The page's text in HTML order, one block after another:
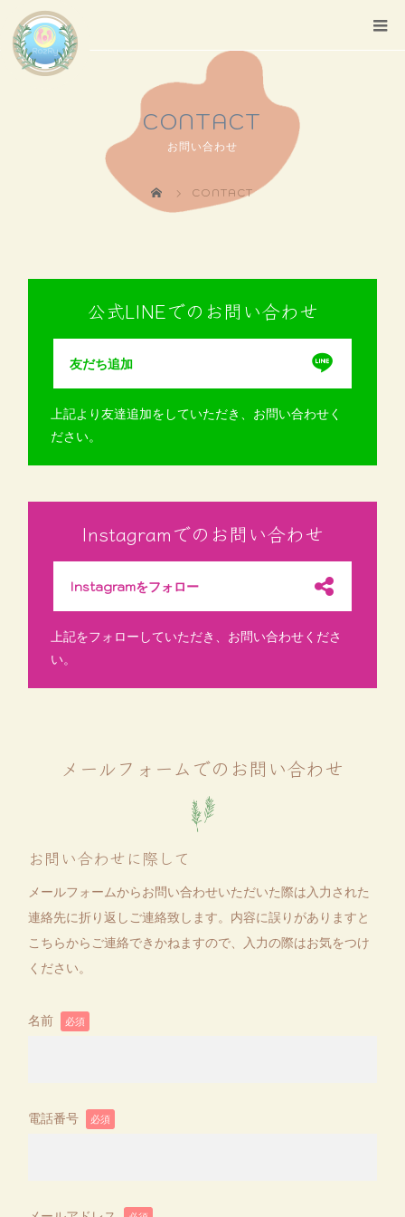
CONTACT
お問い合わせ
CONTACT
公式LINEでのお問い合わせ
友だち追加
上記より友達追加をしていただき、お問い合わせく
ださい。
Instagramでのお問い合わせ
Instagramをフォロー
上記をフォローしていただき、お問い合わせくださ
い。
メールフォームでのお問い合わせ
お問い合わせに際して
メールフォームからお問い合わせいただいた際は入力された
連絡先に折り返しご連絡致します。内容に誤りがありますと
こちらからご連絡できかねますので、入力の際はお気をつけ
ください。
名前 必須
電話番号 必須